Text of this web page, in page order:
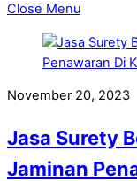
Close Menu
November 20, 2023
Jasa Surety
Jaminan